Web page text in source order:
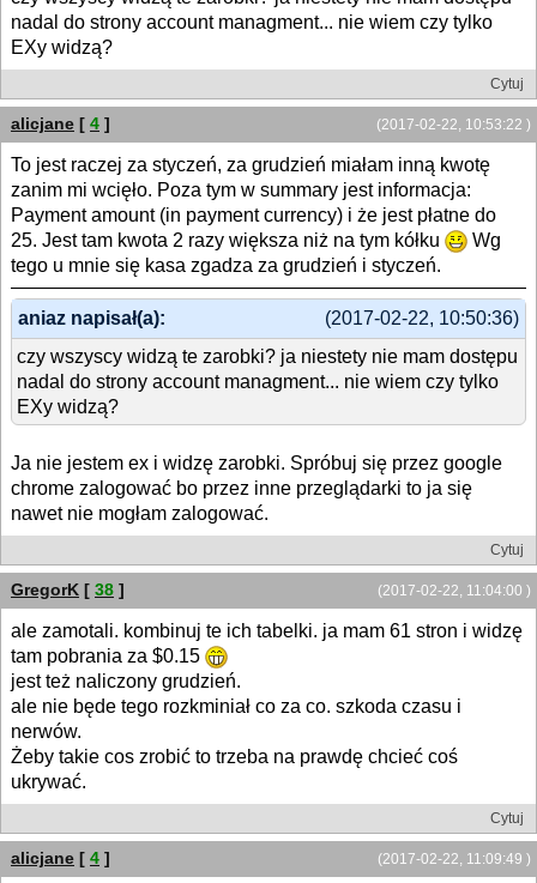
nadal do strony account managment... nie wiem czy tylko
EXy widzą?
Cytuj
(2017-02-22, 10:53:22 )
alicjane [ 4 ]
To jest raczej za styczeń, za grudzień miałam inną kwotę
zanim mi wcięło. Poza tym w summary jest informacja:
Payment amount (in payment currency) i że jest płatne do
25. Jest tam kwota 2 razy większa niż na tym kółku
Wg
tego u mnie się kasa zgadza za grudzień i styczeń.
(2017-02-22, 10:50:36)
aniaz napisał(a):
czy wszyscy widzą te zarobki? ja niestety nie mam dostępu
nadal do strony account managment... nie wiem czy tylko
EXy widzą?
Ja nie jestem ex i widzę zarobki. Spróbuj się przez google
chrome zalogować bo przez inne przeglądarki to ja się
nawet nie mogłam zalogować.
Cytuj
(2017-02-22, 11:04:00 )
GregorK [ 38 ]
ale zamotali. kombinuj te ich tabelki. ja mam 61 stron i widzę
tam pobrania za $0.15
jest też naliczony grudzień.
ale nie będe tego rozkminiał co za co. szkoda czasu i
nerwów.
Żeby takie cos zrobić to trzeba na prawdę chcieć coś
ukrywać.
Cytuj
(2017-02-22, 11:09:49 )
alicjane [ 4 ]